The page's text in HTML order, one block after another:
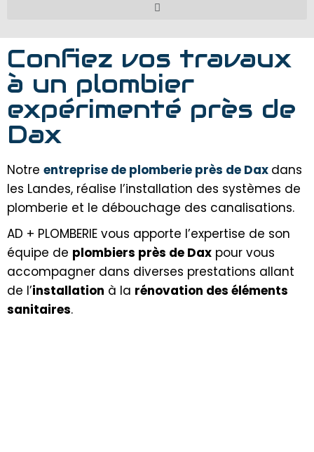
Confiez vos travaux
à un plombier
expérimenté près de
Dax
Notre entreprise de plomberie près de Dax dans
les Landes, réalise l’installation des systèmes de
plomberie et le débouchage des canalisations.
AD + PLOMBERIE vous apporte l’expertise de son
équipe de plombiers près de Dax pour vous
accompagner dans diverses prestations allant
de l’installation à la rénovation des éléments
sanitaires.